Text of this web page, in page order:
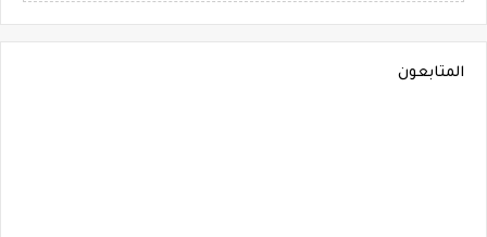
المتابعون